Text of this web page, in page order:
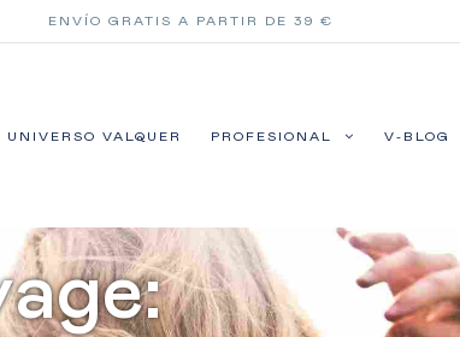
ENVÍO GRATIS A PARTIR DE 39 €
UNIVERSO VALQUER PROFESIONAL V-BLOG